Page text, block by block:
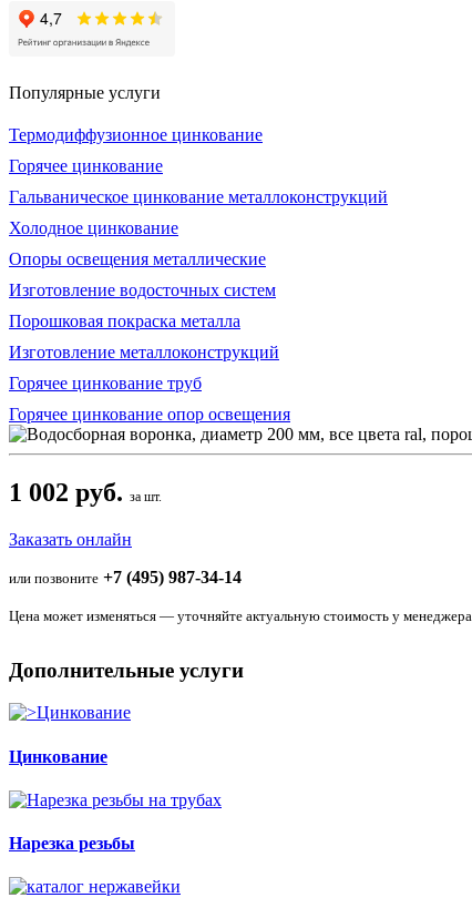
Популярные услуги
Термодиффузионное цинкование
Горячее цинкование
Гальваническое цинкование металлоконструкций
Холодное цинкование
Опоры освещения металлические
Изготовление водосточных систем
Порошковая покраска металла
Изготовление металлоконструкций
Горячее цинкование труб
Горячее цинкование опор освещения
1 002 руб. за шт.
Заказать онлайн
или позвоните +7 (495) 987-34-14
Цена может изменяться — уточняйте актуальную стоимость у менеджера.
Дополнительные услуги
Цинкование
Нарезка резьбы